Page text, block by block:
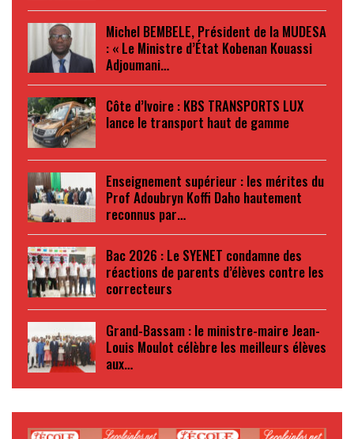
Michel BEMBELE, Président de la MUDESA
: « Le Ministre d’État Kobenan Kouassi
Adjoumani…
Côte d’Ivoire : KBS TRANSPORTS LUX
lance le transport haut de gamme
Enseignement supérieur : les mérites du
Prof Adoubryn Koffi Daho hautement
reconnus par…
Bac 2026 : Le SYENET condamne des
réactions de parents d’élèves contre les
correcteurs
Grand-Bassam : le ministre-maire Jean-
Louis Moulot célèbre les meilleurs élèves
aux…